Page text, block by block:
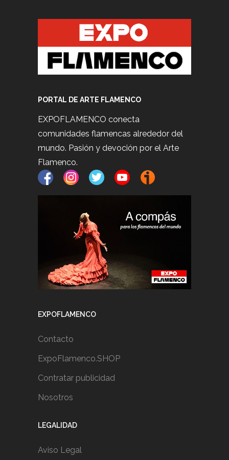
PORTAL DE ARTE FLAMENCO
EXPOFLAMENCO conecta
comunidades flamencas alrededor del
mundo. Pasión y devoción por el Arte
Flamenco.
EXPOFLAMENCO
Contacto
ExpoFlamenco.SHOP
Contratar publicidad
Nosotros
LEGALIDAD
Aviso Legal